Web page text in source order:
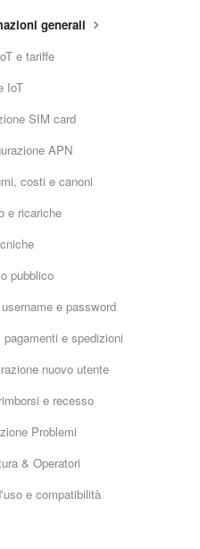
generali
e tariffe
IoT
SIM card
APN
costi e canoni
e ricariche
pubblico
e password
pagamenti e spedizioni
nuovo utente
e recesso
Problemi
& Operatori
e compatibilità